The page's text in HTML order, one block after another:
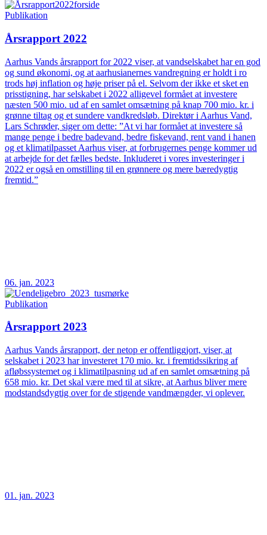
Publikation
Årsrapport 2022
Aarhus Vands årsrapport for 2022 viser, at vandselskabet har en god
og sund økonomi, og at aarhusianernes vandregning er holdt i ro
trods høj inflation og høje priser på el. Selvom der ikke et sket en
prisstigning, har selskabet i 2022 alligevel formået at investere
næsten 500 mio. ud af en samlet omsætning på knap 700 mio. kr. i
grønne tiltag og et sundere vandkredsløb. Direktør i Aarhus Vand,
Lars Schrøder, siger om dette: ”At vi har formået at investere så
mange penge i bedre badevand, bedre fiskevand, rent vand i hanen
og et klimatilpasset Aarhus viser, at forbrugernes penge kommer ud
at arbejde for det fælles bedste. Inkluderet i vores investeringer i
2022 er også en omstilling til en grønnere og mere bæredygtig
fremtid.”
06. jan. 2023
Publikation
Årsrapport 2023
Aarhus Vands årsrapport, der netop er offentliggjort, viser, at
selskabet i 2023 har investeret 170 mio. kr. i fremtidssikring af
afløbssystemet og i klimatilpasning ud af en samlet omsætning på
658 mio. kr. Det skal være med til at sikre, at Aarhus bliver mere
modstandsdygtig over for de stigende vandmængder, vi oplever.
01. jan. 2023